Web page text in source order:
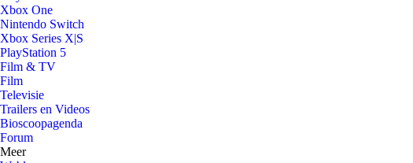
Xbox One
Nintendo Switch
Xbox Series X|S
PlayStation 5
Film & TV
Film
Televisie
Trailers en Videos
Bioscoopagenda
Forum
Meer